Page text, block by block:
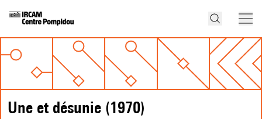
Une et désunie (1970)